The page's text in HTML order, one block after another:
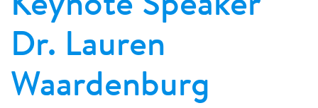
Dr. Lauren
Waardenburg